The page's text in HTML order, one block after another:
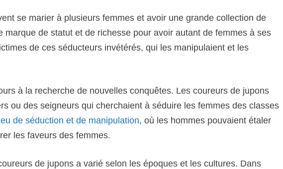
se marier à plusieurs femmes et avoir une grande collection de
de statut et de richesse pour avoir autant de femmes à ses
de ces séducteurs invétérés, qui les manipulaient et les
à la recherche de nouvelles conquêtes. Les coureurs de jupons
ou des seigneurs qui cherchaient à séduire les femmes des classes
de séduction et de manipulation, où les hommes pouvaient étaler
les faveurs des femmes.
de jupons a varié selon les époques et les cultures. Dans